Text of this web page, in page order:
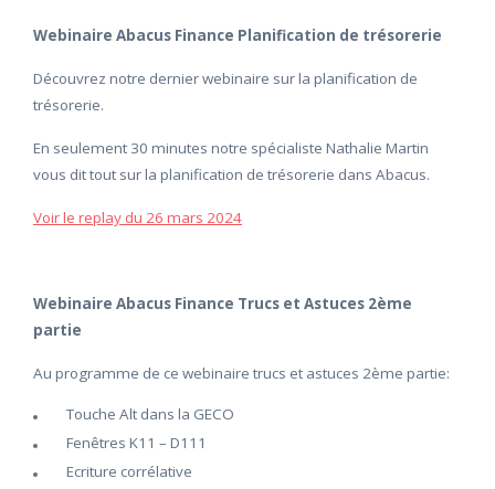
Webinaire Abacus Finance Planification de trésorerie
Découvrez notre dernier webinaire sur la planification de
trésorerie.
En seulement 30 minutes notre spécialiste Nathalie Martin
vous dit tout sur la planification de trésorerie dans Abacus.
Voir le replay du 26 mars 2024
Webinaire Abacus Finance Trucs et Astuces 2ème
partie
Au programme de ce webinaire trucs et astuces 2ème partie:
Touche Alt dans la GECO
Fenêtres K11 – D111
Ecriture corrélative